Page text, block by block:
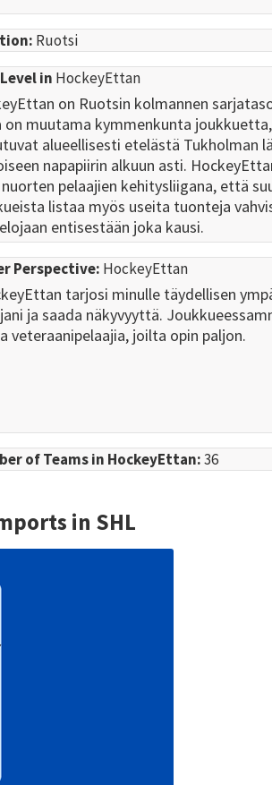
Ruotsi
in HockeyEttan
on Ruotsin kolmannen
on muutama kymmenkunta
alueellisesti etelästä Tukholman
napapiirin alkuun asti.
pelaajien kehitysliigana, että
listaa myös useita tuonteja
entisestään joka kausi.
Perspective: HockeyEttan
tarjosi minulle täydellisen
ja saada näkyvyyttä.
veteraanipelaajia, joilta opin paljon.
of Teams in HockeyEttan:36
in SHL